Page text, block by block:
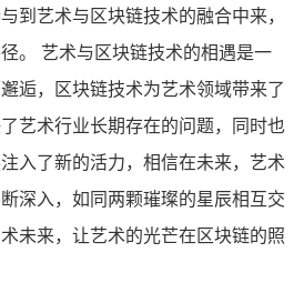
到艺术与区块链技术的融合中来，
。 艺术与区块链技术的相遇是一
逅，区块链技术为艺术领域带来了
艺术行业长期存在的问题，同时也
入了新的活力，相信在未来，艺术
深入，如同两颗璀璨的星辰相互交
未来，让艺术的光芒在区块链的照